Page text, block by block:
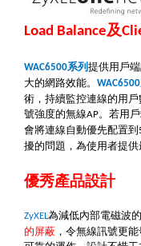
Load Balance及
WAC6500系列提供用戶
大的網路效能。
WAC6500
術，持續監控連線的用
號強度的無線AP。若用
會將連線自動優先配置到
擾的問題，為使用者提供
優秀產品設計
ZyXEL為減低內部電磁波
的屏蔽 ，令無線訊號更